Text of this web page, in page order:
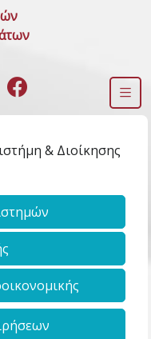
& Διοίκησης